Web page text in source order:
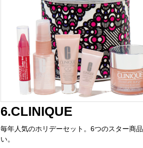
6.CLINIQUE
毎年人気のホリデーセット。6つのスター商
い。